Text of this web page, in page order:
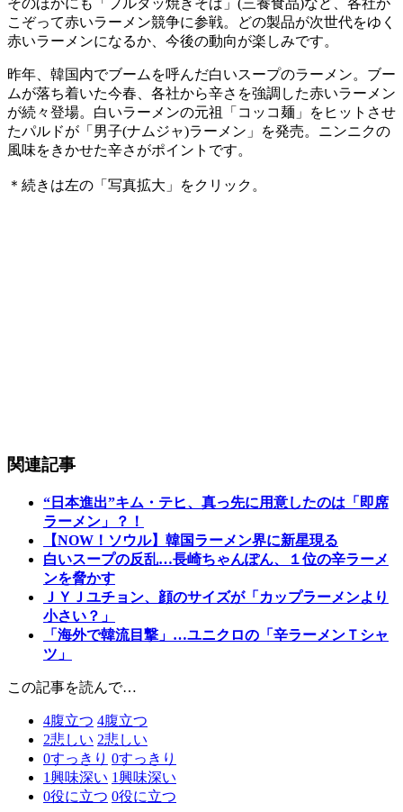
こぞって赤いラーメン競争に参戦。どの製品が次世代をゆく
赤いラーメンになるか、今後の動向が楽しみです。
昨年、韓国内でブームを呼んだ白いスープのラーメン。ブー
ムが落ち着いた今春、各社から辛さを強調した赤いラーメン
が続々登場。白いラーメンの元祖「コッコ麺」をヒットさせ
たパルドが「男子(ナムジャ)ラーメン」を発売。ニンニクの
風味をきかせた辛さがポイントです。
＊続きは左の「写真拡大」をクリック。
関連記事
“日本進出”キム・テヒ、真っ先に用意したのは「即席
ラーメン」？！
【NOW！ソウル】韓国ラーメン界に新星現る
白いスープの反乱…長崎ちゃんぽん、１位の辛ラーメ
ンを脅かす
ＪＹＪユチョン、顔のサイズが「カップラーメンより
小さい？」
「海外で韓流目撃」…ユニクロの「辛ラーメンＴシャ
ツ」
この記事を読んで…
4腹立つ 4腹立つ
2悲しい 2悲しい
0すっきり 0すっきり
1興味深い 1興味深い
0役に立つ 0役に立つ